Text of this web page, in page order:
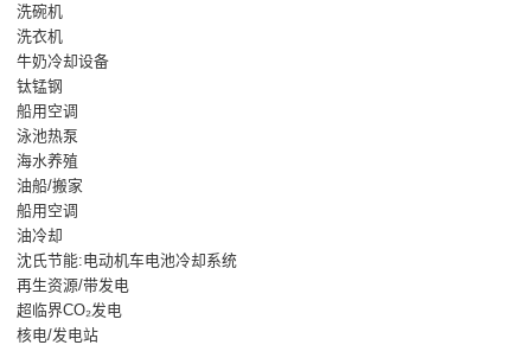
洗碗机
洗衣机
牛奶冷却设备
钛锰钢
船用空调
泳池热泵
海水养殖
油船/搬家
船用空调
油冷却
沈氏节能:电动机车电池冷却系统
再生资源/带发电
超临界CO₂发电
核电/发电站